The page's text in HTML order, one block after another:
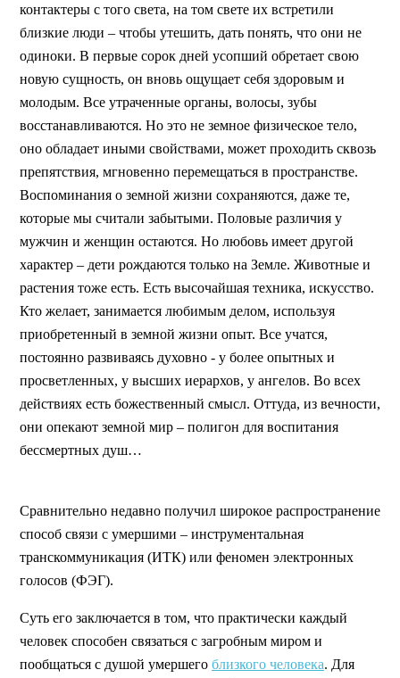
контактеры с того света, на том свете их встретили
близкие люди – чтобы утешить, дать понять, что они не
одиноки. В первые сорок дней усопший обретает свою
новую сущность, он вновь ощущает себя здоровым и
молодым. Все утраченные органы, волосы, зубы
восстанавливаются. Но это не земное физическое тело,
оно обладает иными свойствами, может проходить сквозь
препятствия, мгновенно перемещаться в пространстве.
Воспоминания о земной жизни сохраняются, даже те,
которые мы считали забытыми. Половые различия у
мужчин и женщин остаются. Но любовь имеет другой
характер – дети рождаются только на Земле. Животные и
растения тоже есть. Есть высочайшая техника, искусство.
Кто желает, занимается любимым делом, используя
приобретенный в земной жизни опыт. Все учатся,
постоянно развиваясь духовно - у более опытных и
просветленных, у высших иерархов, у ангелов. Во всех
действиях есть божественный смысл. Оттуда, из вечности,
они опекают земной мир – полигон для воспитания
бессмертных душ…
Сравнительно недавно получил широкое распространение
способ связи с умершими – инструментальная
транскоммуникация (ИТК) или феномен электронных
голосов (ФЭГ).
Суть его заключается в том, что практически каждый
человек способен связаться с загробным миром и
пообщаться с душой умершего близкого человека. Для